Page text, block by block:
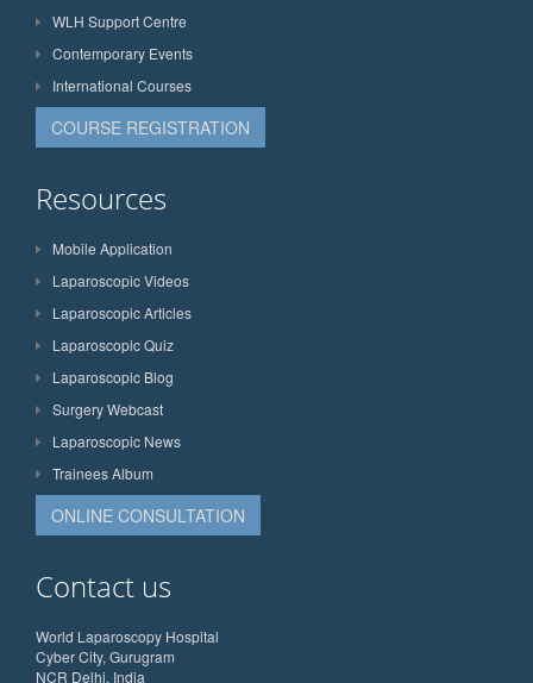
WLH Support Centre
Contemporary Events
International Courses
COURSE REGISTRATION
Resources
Mobile Application
Laparoscopic Videos
Laparoscopic Articles
Laparoscopic Quiz
Laparoscopic Blog
Surgery Webcast
Laparoscopic News
Trainees Album
ONLINE CONSULTATION
Contact us
World Laparoscopy Hospital
Cyber City, Gurugram
NCR Delhi, India